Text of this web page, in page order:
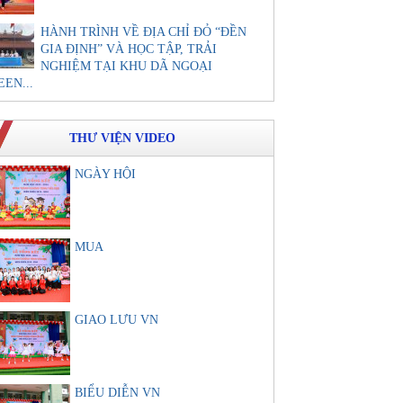
HÀNH TRÌNH VỀ ĐỊA CHỈ ĐỎ “ĐỀN
GIA ĐỊNH” VÀ HỌC TẬP, TRẢI
NGHIỆM TẠI KHU DÃ NGOẠI
THƯ VIỆN VIDEO
NGÀY HỘI
MUA
GIAO LƯU VN
BIỂU DIỄN VN